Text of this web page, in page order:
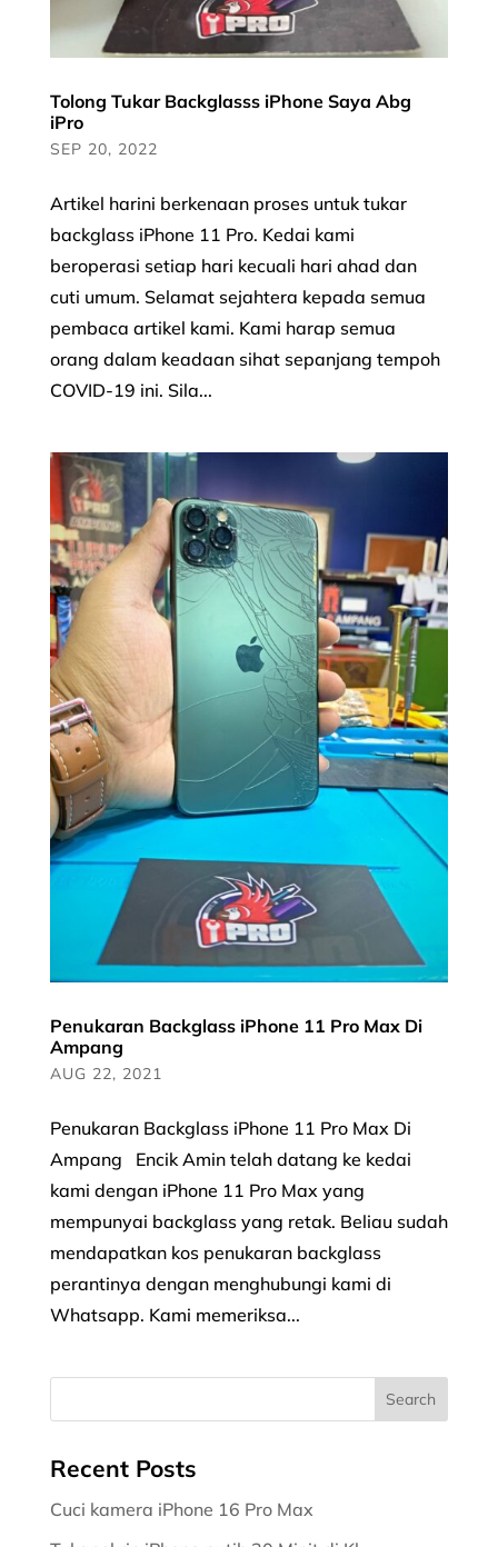
Tolong Tukar Backglasss iPhone Saya Abg
iPro
SEP 20, 2022
Artikel harini berkenaan proses untuk tukar
backglass iPhone 11 Pro. Kedai kami
beroperasi setiap hari kecuali hari ahad dan
cuti umum. Selamat sejahtera kepada semua
pembaca artikel kami. Kami harap semua
orang dalam keadaan sihat sepanjang tempoh
COVID-19 ini. Sila...
Penukaran Backglass iPhone 11 Pro Max Di
Ampang
AUG 22, 2021
Penukaran Backglass iPhone 11 Pro Max Di
Ampang Encik Amin telah datang ke kedai
kami dengan iPhone 11 Pro Max yang
mempunyai backglass yang retak. Beliau sudah
mendapatkan kos penukaran backglass
perantinya dengan menghubungi kami di
Whatsapp. Kami memeriksa...
Recent Posts
Cuci kamera iPhone 16 Pro Max